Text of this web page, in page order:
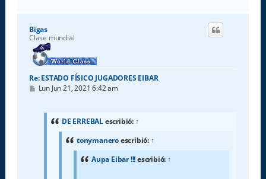
r
Bigas
Clase mundial
Re: ESTADO FÍSICO JUGADORES EIBAR
M
Lun Jun 21, 2021 6:42 am
DE ERREBALescribió: ↑
tonymaneroescribió: ↑
Aupa Eibar !!!escribió: ↑